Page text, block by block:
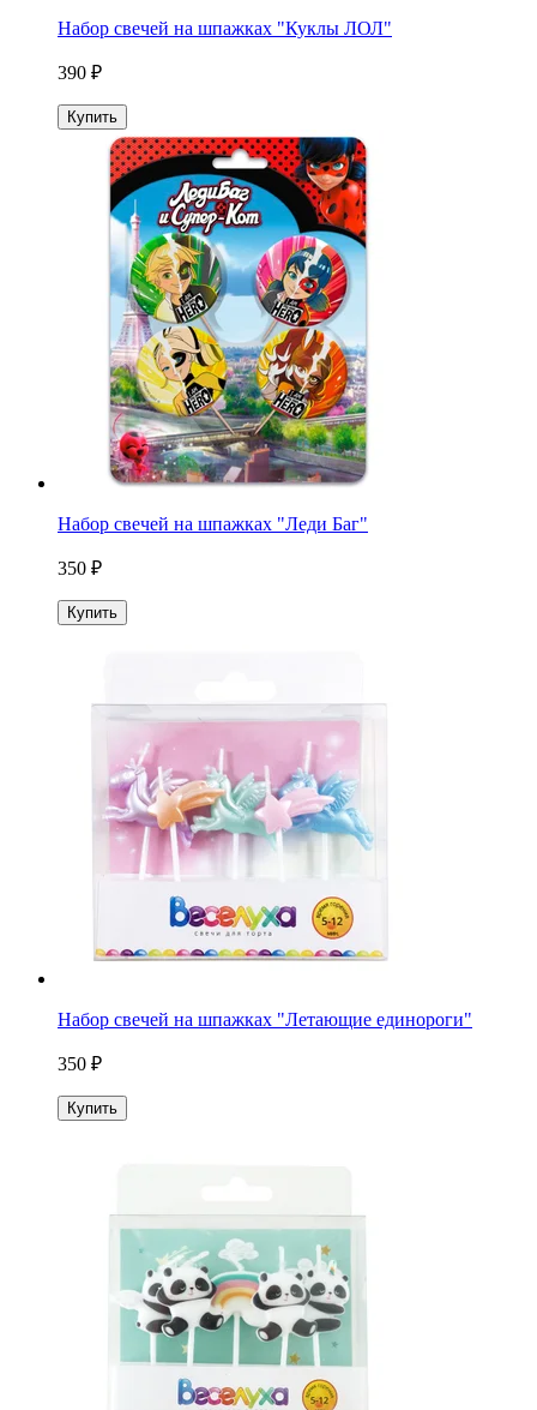
Набор свечей на шпажках "Куклы ЛОЛ"
390 ₽
Купить
Набор свечей на шпажках "Леди Баг"
350 ₽
Купить
Набор свечей на шпажках "Летающие единороги"
350 ₽
Купить